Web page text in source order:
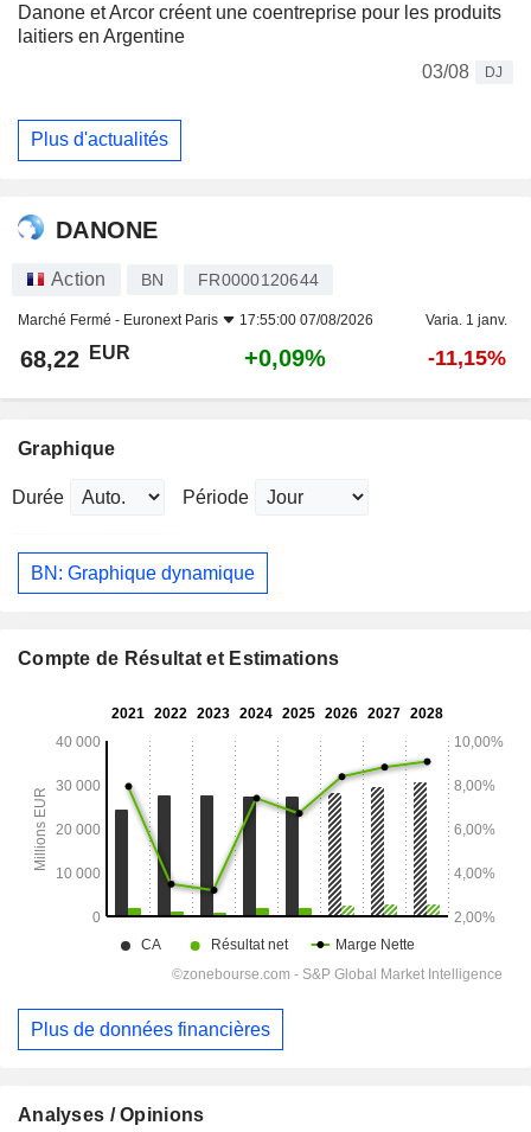
Danone et Arcor créent une coentreprise pour les produits
laitiers en Argentine
03/08
DJ
Plus d'actualités
DANONE
Action BN FR0000120644
Marché Fermé - Euronext Paris 17:55:00 07/08/2026 Varia. 1 janv.
68,22 EUR +0,09% -11,15%
Graphique
Durée Période
BN: Graphique dynamique
Compte de Résultat et Estimations
Plus de données financières
Analyses / Opinions